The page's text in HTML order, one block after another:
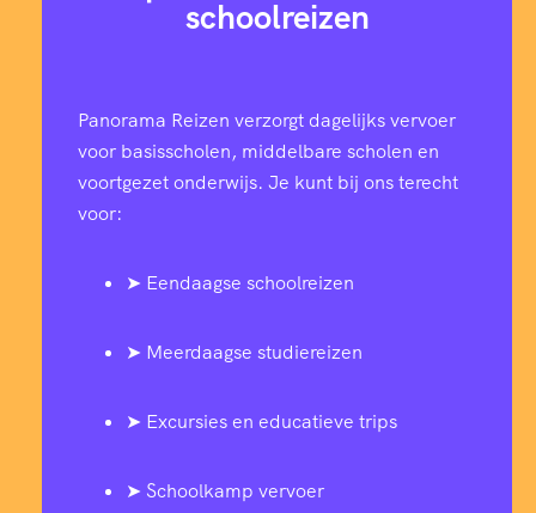
schoolreizen
Panorama Reizen verzorgt dagelijks vervoer
voor basisscholen, middelbare scholen en
voortgezet onderwijs. Je kunt bij ons terecht
voor:
➤ Eendaagse schoolreizen
➤ Meerdaagse studiereizen
➤ Excursies en educatieve trips
➤ Schoolkamp vervoer